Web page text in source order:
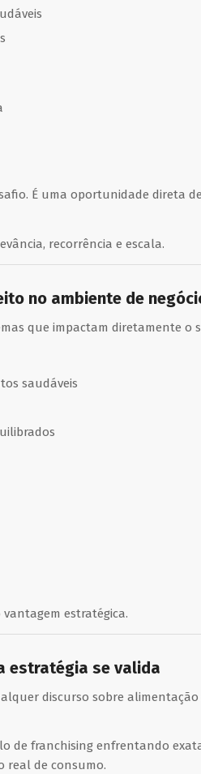
É uma oportunidade direta de
recorrência e escala.
no ambiente de
que impactam diretamente o
saudáveis
estratégica.
estratégia se valida
discurso sobre alimentação
de franchising enfrentando
real de consumo.